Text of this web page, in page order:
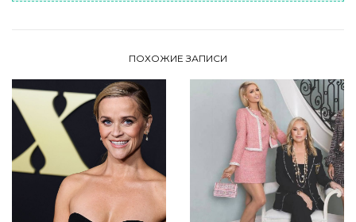
ПОХОЖИЕ ЗАПИСИ